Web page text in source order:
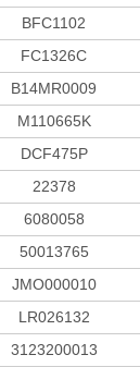
BFC1102
FC1326C
B14MR0009
M110665K
DCF475P
22378
6080058
50013765
JMO000010
LR026132
3123200013